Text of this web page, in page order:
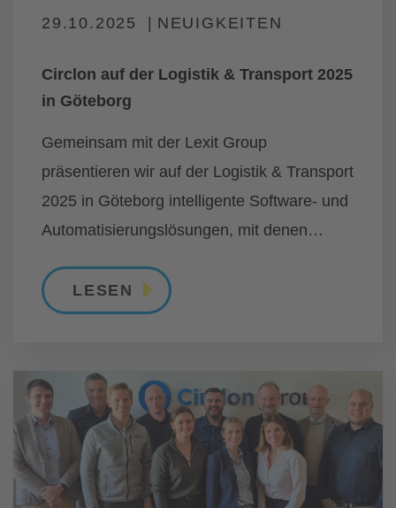
29.10.2025 NEUIGKEITEN
Circlon auf der Logistik & Transport 2025
in Göteborg
Gemeinsam mit der Lexit Group
präsentieren wir auf der Logistik & Transport
2025 in Göteborg intelligente Software- und
Automatisierungslösungen, mit denen
Logistikprozesse effizienter, transparenter
und wirtschaftlicher gestalten können.
LESEN